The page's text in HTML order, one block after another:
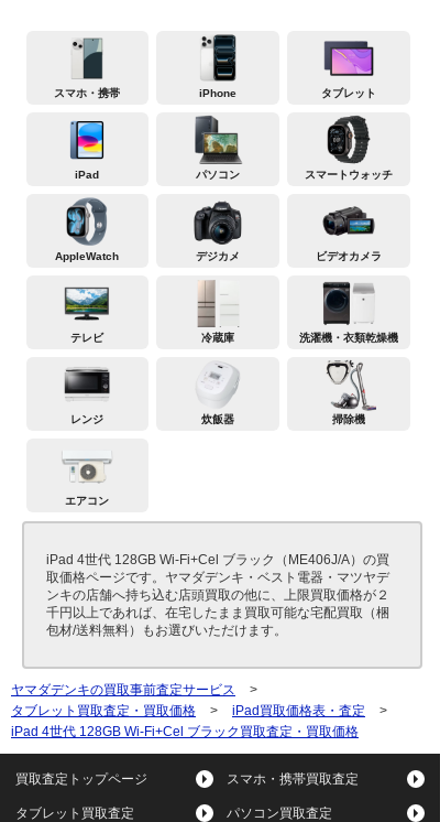
スマホ・携帯 iPhone タブレット
iPad パソコン スマートウォッチ
AppleWatch デジカメ ビデオカメラ
テレビ 冷蔵庫 洗濯機・衣類乾燥機
レンジ 炊飯器 掃除機
エアコン
iPad 4世代 128GB Wi-Fi+Cel ブラック（ME406J/A）の買
取価格ページです。ヤマダデンキ・ベスト電器・マツヤデ
ンキの店舗へ持ち込む店頭買取の他に、上限買取価格が２
千円以上であれば、在宅したまま買取可能な宅配買取（梱
包材/送料無料）もお選びいただけます。
ヤマダデンキの買取事前査定サービス
>
タブレット買取査定・買取価格
> iPad買取価格表・査定
>
iPad 4世代 128GB Wi-Fi+Cel ブラック買取査定・買取価格
買取査定トップページ スマホ・携帯買取査定
タブレット買取査定 パソコン買取査定